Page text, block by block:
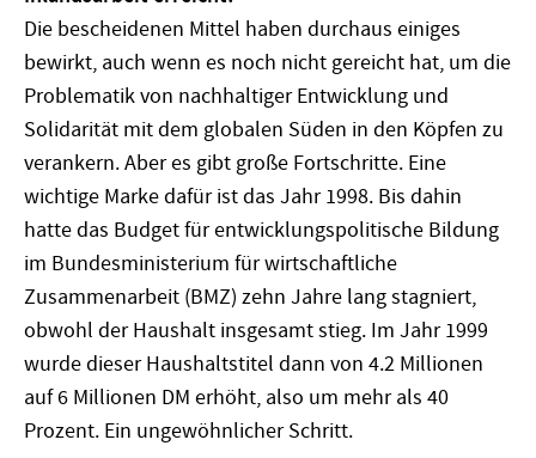
Die bescheidenen Mittel haben durchaus einiges
bewirkt, auch wenn es noch nicht gereicht hat, um die
Problematik von nachhaltiger Entwicklung und
Solidarität mit dem globalen Süden in den Köpfen zu
verankern. Aber es gibt große Fortschritte. Eine
wichtige Marke dafür ist das Jahr 1998. Bis dahin
hatte das Budget für entwicklungspolitische Bildung
im Bundesministerium für wirtschaftliche
Zusammenarbeit (BMZ) zehn Jahre lang stagniert,
obwohl der Haushalt insgesamt stieg. Im Jahr 1999
wurde dieser Haushaltstitel dann von 4.2 Millionen
auf 6 Millionen DM erhöht, also um mehr als 40
Prozent. Ein ungewöhnlicher Schritt.